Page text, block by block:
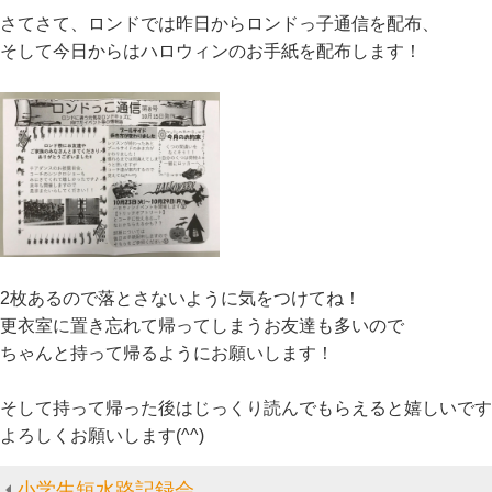
さてさて、ロンドでは昨日からロンドっ子通信を配布、
そして今日からはハロウィンのお手紙を配布します！
2枚あるので落とさないように気をつけてね！
更衣室に置き忘れて帰ってしまうお友達も多いので
ちゃんと持って帰るようにお願いします！
そして持って帰った後はじっくり読んでもらえると嬉しいで
よろしくお願いします(^^)